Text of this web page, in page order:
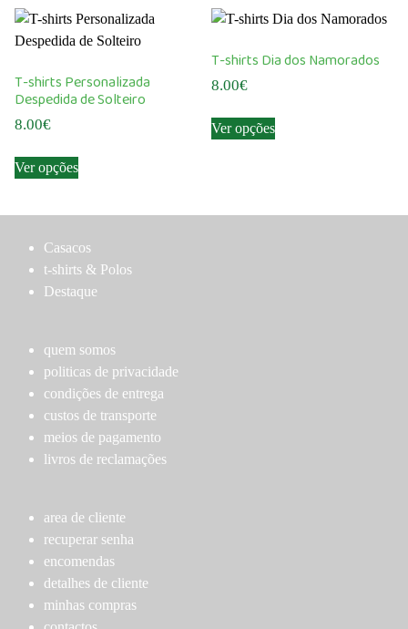
variants.
The
may
on
the
options
chosen
on
T-shirts Personalizada
Despedida de Solteiro
8.00€
Ver opçõesproduct
multiple
The
chosen
on
the
product
page
T-shirts Dia dos Namorados
8.00€
Ver opçõesproduct
Casacos
t-shirts & Polos
Destaque
quem somos
politicas de privacidade
condições de entrega
custos de transporte
meios de pagamento
livros de reclamações
area de cliente
recuperar senha
encomendas
detalhes de cliente
minhas compras